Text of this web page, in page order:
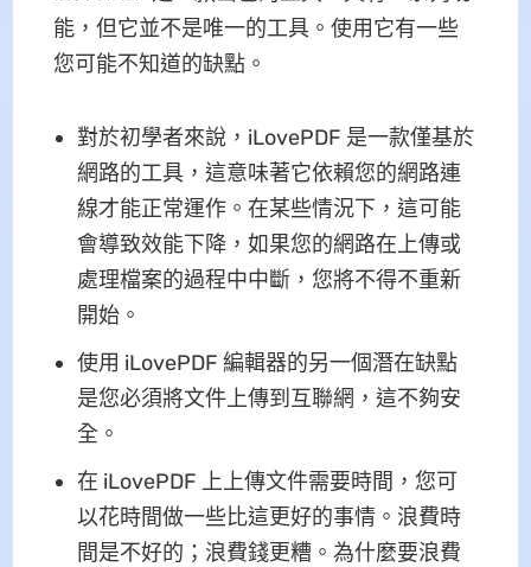
能，但它並不是唯一的工具。使用它有一些
您可能不知道的缺點。
對於初學者來說，iLovePDF 是一款僅基於
網路的工具，這意味著它依賴您的網路連
線才能正常運作。在某些情況下，這可能
會導致效能下降，如果您的網路在上傳或
處理檔案的過程中中斷，您將不得不重新
開始。
使用 iLovePDF 編輯器的另一個潛在缺點
是您必須將文件上傳到互聯網，這不夠安
全。
在 iLovePDF 上上傳文件需要時間，您可
以花時間做一些比這更好的事情。浪費時
間是不好的；浪費錢更糟。為什麼要浪費